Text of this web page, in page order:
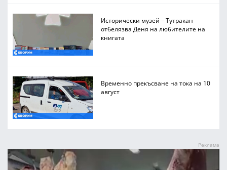
Исторически музей – Тутракан
отбелязва Деня на любителите на
книгата
Временно прекъсване на тока на 10
август